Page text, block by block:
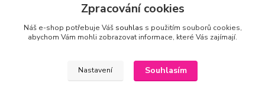
Způsoby zapínání povlečení
Rozměry prostěradel
Zpracování cookies
Náš e-shop potřebuje Váš souhlas s použitím souborů cookies,
abychom Vám mohli zobrazovat informace, které Vás zajímají.
Nastavení Souhlasím